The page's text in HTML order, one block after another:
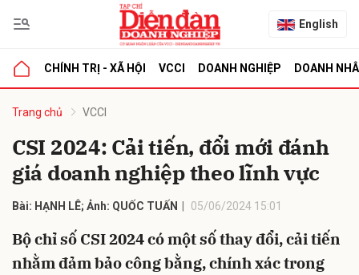
English
CHÍNH TRỊ - XÃ HỘI VCCI DOANH NGHIỆP DOANH
Trang chủ VCCI
CSI 2024: Cải tiến, đổi mới đánh
giá doanh nghiệp theo lĩnh vực
Bài: HẠNH LÊ; Ảnh: QUỐC TUẤN 05/06/2024 15:01
Bộ chỉ số CSI 2024 có một số thay đổi, cải tiến
nhằm đảm bảo công bằng, chính xác trong
luận
Hủy